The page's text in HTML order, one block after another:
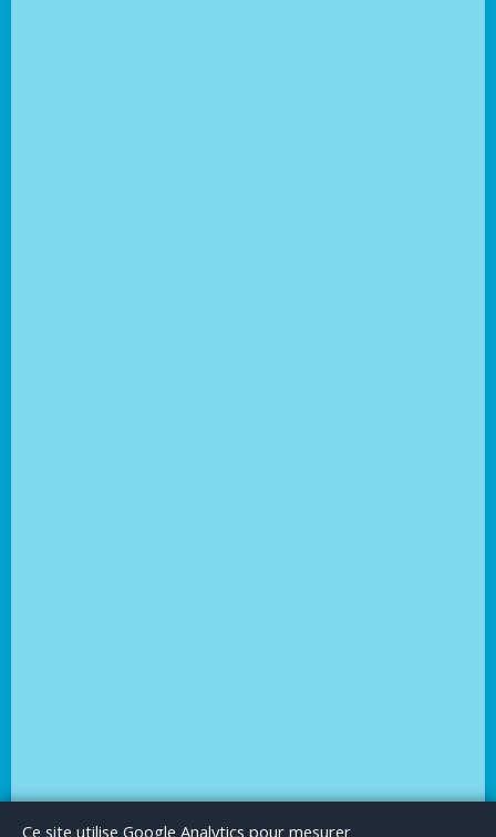
Le BlogPublicité Articles invitésMentions Légales
Ce site utilise Google Analytics pour mesurer